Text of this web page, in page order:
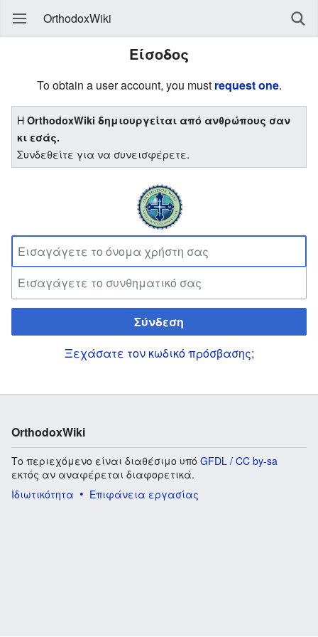
OrthodoxWiki
Είσοδος
To obtain a user account, you must request one.
ΗOrthodoxWiki δημιουργείται από ανθρώπους σαν
κι εσάς.
Συνδεθείτε για να συνεισφέρετε.
Σύνδεση
Ξεχάσατε τον κωδικό πρόσβασης;
OrthodoxWiki
Το περιεχόμενο είναι διαθέσιμο υπό GFDL / CC by-sa
εκτός αν αναφέρεται διαφορετικά.
Ιδιωτικότητα
Επιφάνεια εργασίας